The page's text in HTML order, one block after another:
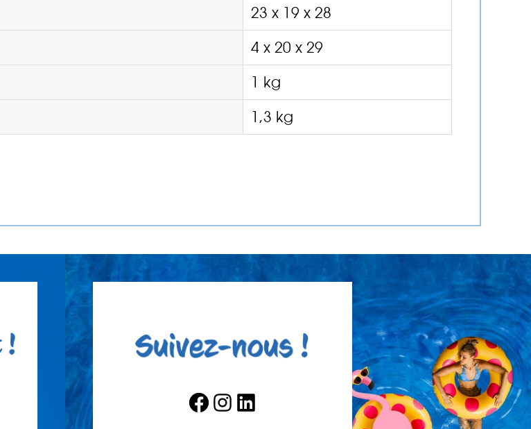
23 x 19 x 28
4 x 20 x 29
1 kg
1,3 kg
FacebookInstagramLinkedIn